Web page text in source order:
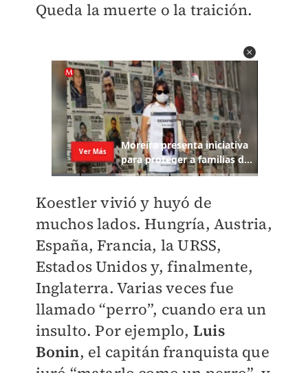
Queda la muerte o la traición.
Koestler vivió y huyó de
muchos lados. Hungría, Austria,
España, Francia, la URSS,
Estados Unidos y, finalmente,
Inglaterra. Varias veces fue
llamado “perro”, cuando era un
insulto. Por ejemplo, Luis
Bonin, el capitán franquista que